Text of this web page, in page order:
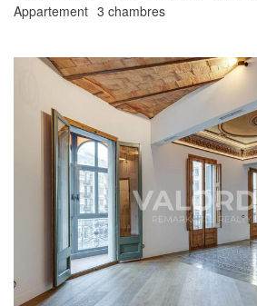
Appartement 3 chambres